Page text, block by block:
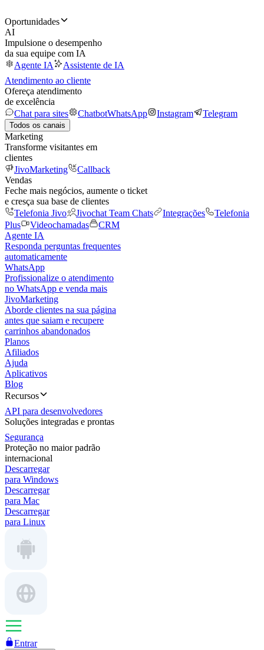
Oportunidades
AI
Impulsione o desempenho
da sua equipe com IA
Agente IA
Assistente de IA
Atendimento ao cliente
Ofereça atendimento
de excelência
Chat para sites
ChatbotWhatsApp Instagram Telegram
Todos os canais
Marketing
Transforme visitantes em
clientes
JivoMarketing
Callback
Vendas
Feche mais negócios, aumente o ticket
e cresça sua base de clientes
Telefonia Jivo
Jivochat Team Chats Integrações
Telefonia
Plus
Videochamadas
CRM
Agente IA
Responda perguntas frequentes
automaticamente
WhatsApp
Profissionalize o atendimento
no WhatsApp e venda mais
JivoMarketing
Aborde clientes na sua página
antes que saiam e recupere
carrinhos abandonados
Planos
Afiliados
Ajuda
Aplicativos
Blog
Recursos
API para desenvolvedores
Soluções integradas e prontas
Segurança
Proteção no maior padrão
internacional
Descarregar
para Windows
Descarregar
para Mac
Descarregar
para Linux
Entrar